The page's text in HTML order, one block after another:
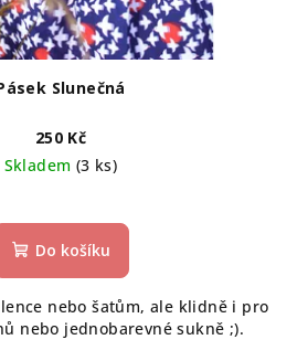
Slunečná
250 Kč
Skladem (3 ks)
Do košíku
nebo šatům, ale klidně i pro
nebo jednobarevné sukně ;).